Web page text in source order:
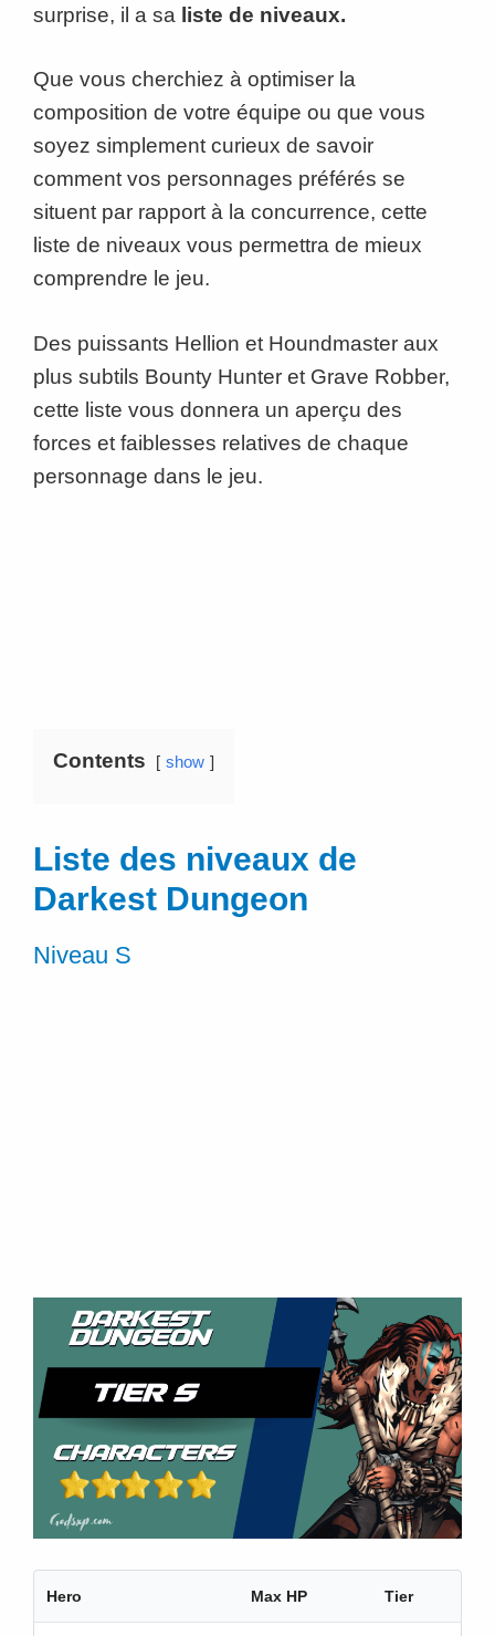
surprise, il a sa liste de niveaux.
Que vous cherchiez à optimiser la
composition de votre équipe ou que vous
soyez simplement curieux de savoir
comment vos personnages préférés se
situent par rapport à la concurrence, cette
liste de niveaux vous permettra de mieux
comprendre le jeu.
Des puissants Hellion et Houndmaster aux
plus subtils Bounty Hunter et Grave Robber,
cette liste vous donnera un aperçu des
forces et faiblesses relatives de chaque
personnage dans le jeu.
Contents show
Liste des niveaux de
Darkest Dungeon
Niveau S
Hero Max HP Tier